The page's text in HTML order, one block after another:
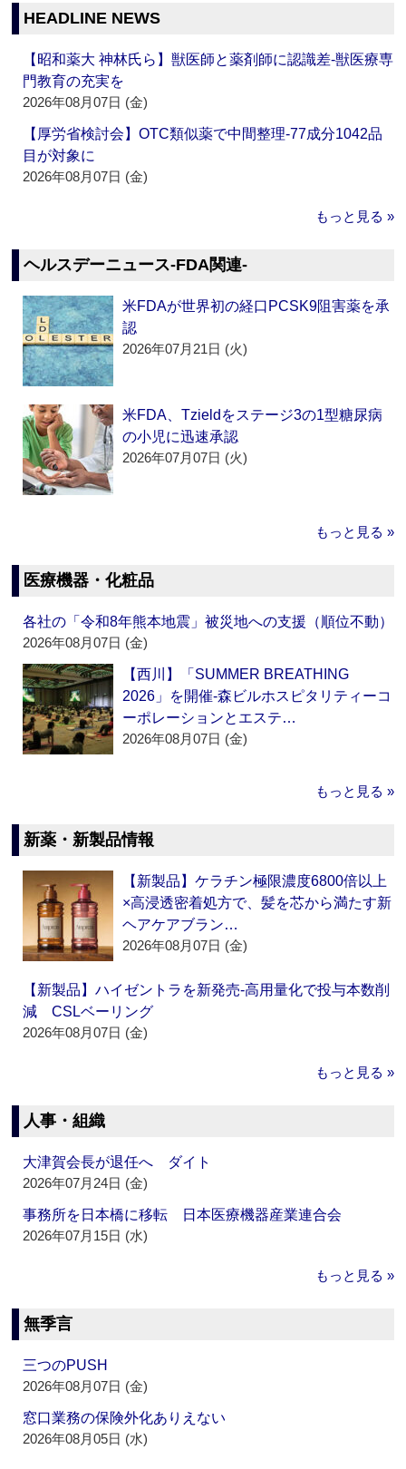
HEADLINE NEWS
【昭和薬大 神林氏ら】獣医師と薬剤師に認識差‐獣医療専
門教育の充実を
2026年08月07日 (金)
【厚労省検討会】OTC類似薬で中間整理‐77成分1042品
目が対象に
2026年08月07日 (金)
もっと見る »
ヘルスデーニュース‐FDA関連‐
米FDAが世界初の経口PCSK9阻害薬を承
認
2026年07月21日 (火)
米FDA、Tzieldをステージ3の1型糖尿病
の小児に迅速承認
2026年07月07日 (火)
もっと見る »
医療機器・化粧品
各社の「令和8年熊本地震」被災地への支援（順位不動）
2026年08月07日 (金)
【西川】「SUMMER BREATHING
2026」を開催‐森ビルホスピタリティーコ
ーポレーションとエステ…
2026年08月07日 (金)
もっと見る »
新薬・新製品情報
【新製品】ケラチン極限濃度6800倍以上
×高浸透密着処方で、髪を芯から満たす新
ヘアケアブラン…
2026年08月07日 (金)
【新製品】ハイゼントラを新発売‐高用量化で投与本数削
減 CSLベーリング
2026年08月07日 (金)
もっと見る »
人事・組織
大津賀会長が退任へ ダイト
2026年07月24日 (金)
事務所を日本橋に移転 日本医療機器産業連合会
2026年07月15日 (水)
もっと見る »
無季言
三つのPUSH
2026年08月07日 (金)
窓口業務の保険外化ありえない
2026年08月05日 (水)